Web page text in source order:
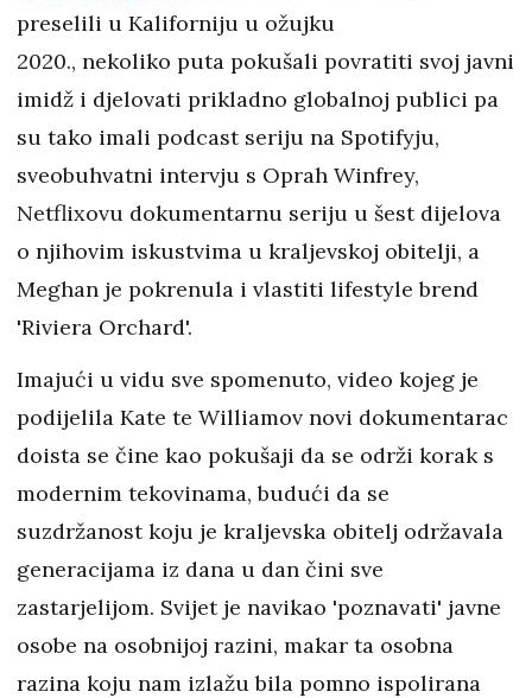
preselili u Kaliforniju u ožujku
2020., nekoliko puta pokušali povratiti svoj javni
imidž i djelovati prikladno globalnoj publici pa
su tako imali podcast seriju na Spotifyju,
sveobuhvatni intervju s Oprah Winfrey,
Netflixovu dokumentarnu seriju u šest dijelova
o njihovim iskustvima u kraljevskoj obitelji, a
Meghan je pokrenula i vlastiti lifestyle brend
'Riviera Orchard'.
Imajući u vidu sve spomenuto, video kojeg je
podijelila Kate te Williamov novi dokumentarac
doista se čine kao pokušaji da se održi korak s
modernim tekovinama, budući da se
suzdržanost koju je kraljevska obitelj održavala
generacijama iz dana u dan čini sve
zastarjelijom. Svijet je navikao 'poznavati' javne
osobe na osobnijoj razini, makar ta osobna
razina koju nam izlažu bila pomno ispolirana